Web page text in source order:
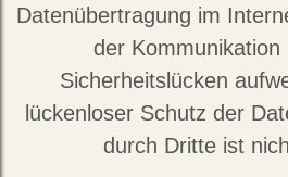
Datenübertragung im
der Kommunikation
Sicherheitslücken
lückenloser Schutz der
durch Dritte ist